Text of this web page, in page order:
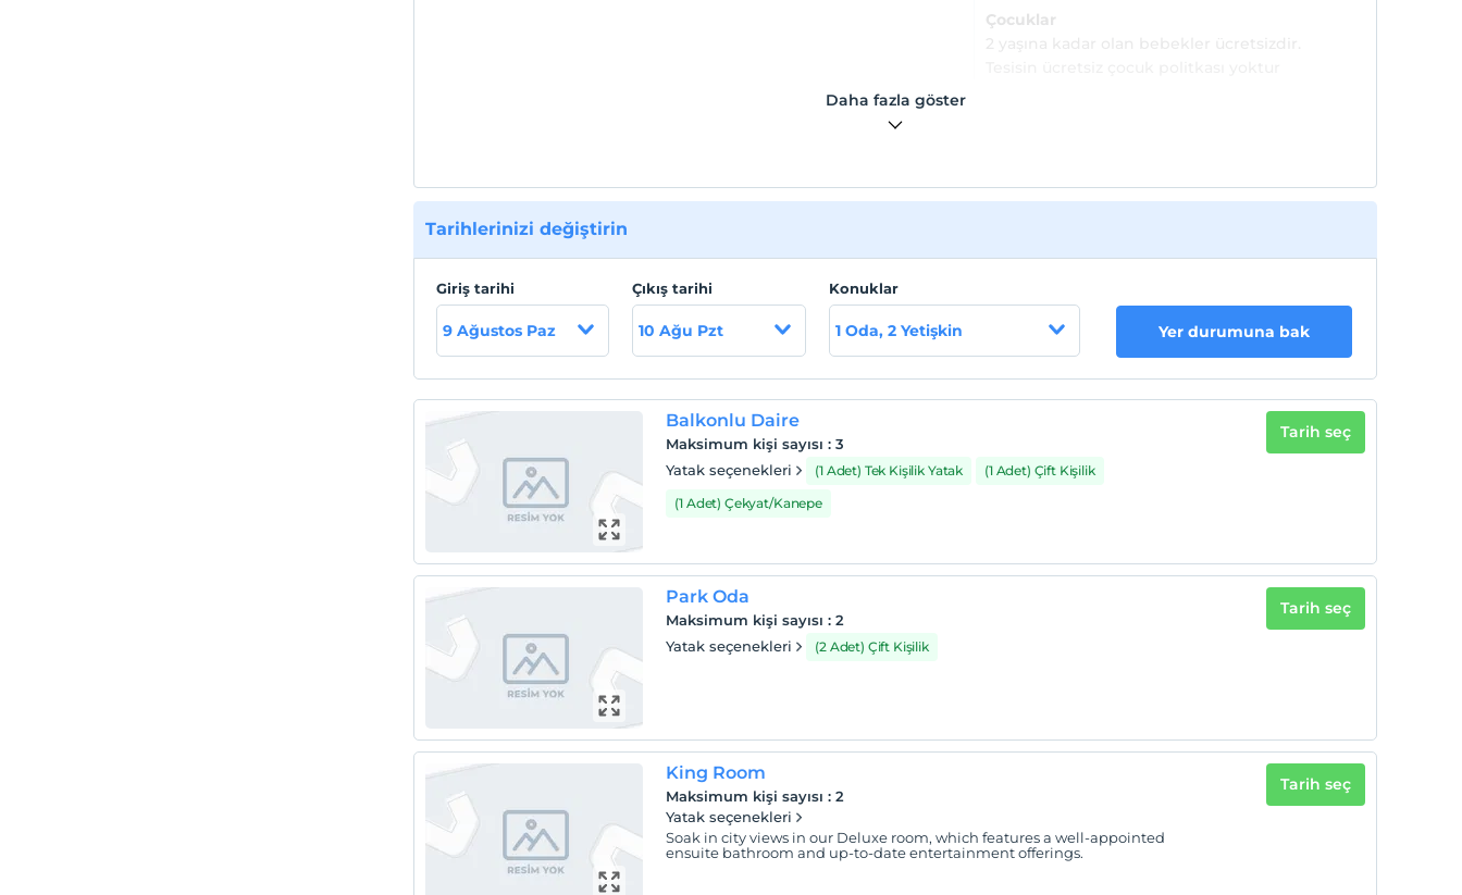
Çocuklar
2 yaşına kadar olan bebekler ücretsizdir.
Daha fazla göster
Tarihlerinizi değiştirin
Giriş tarihi
9 Ağustos Paz
Çıkış tarihi
10 Ağu Pzt
Konuklar
1 Oda, 2 Yetişkin Yer durumuna bak
Balkonlu Daire
Maksimum kişi sayısı :3
Yatak seçenekleri
(1 Adet) Tek Kişilik Yatak
(1 Adet) Çift Kişilik
(1 Adet) Çekyat/Kanepe
Tarih seç
Park Oda
Maksimum kişi sayısı :2
Yatak seçenekleri
(2 Adet) Çift Kişilik
Tarih seç
King Room
Maksimum kişi sayısı :2
Yatak seçenekleri
Soak in city views in our Deluxe room, which features a well-appointed
ensuite bathroom and up-to-date entertainment offerings.
Tarih seç